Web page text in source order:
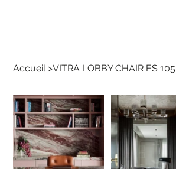
Accueil >VITRA LOBBY CHAIR ES 105